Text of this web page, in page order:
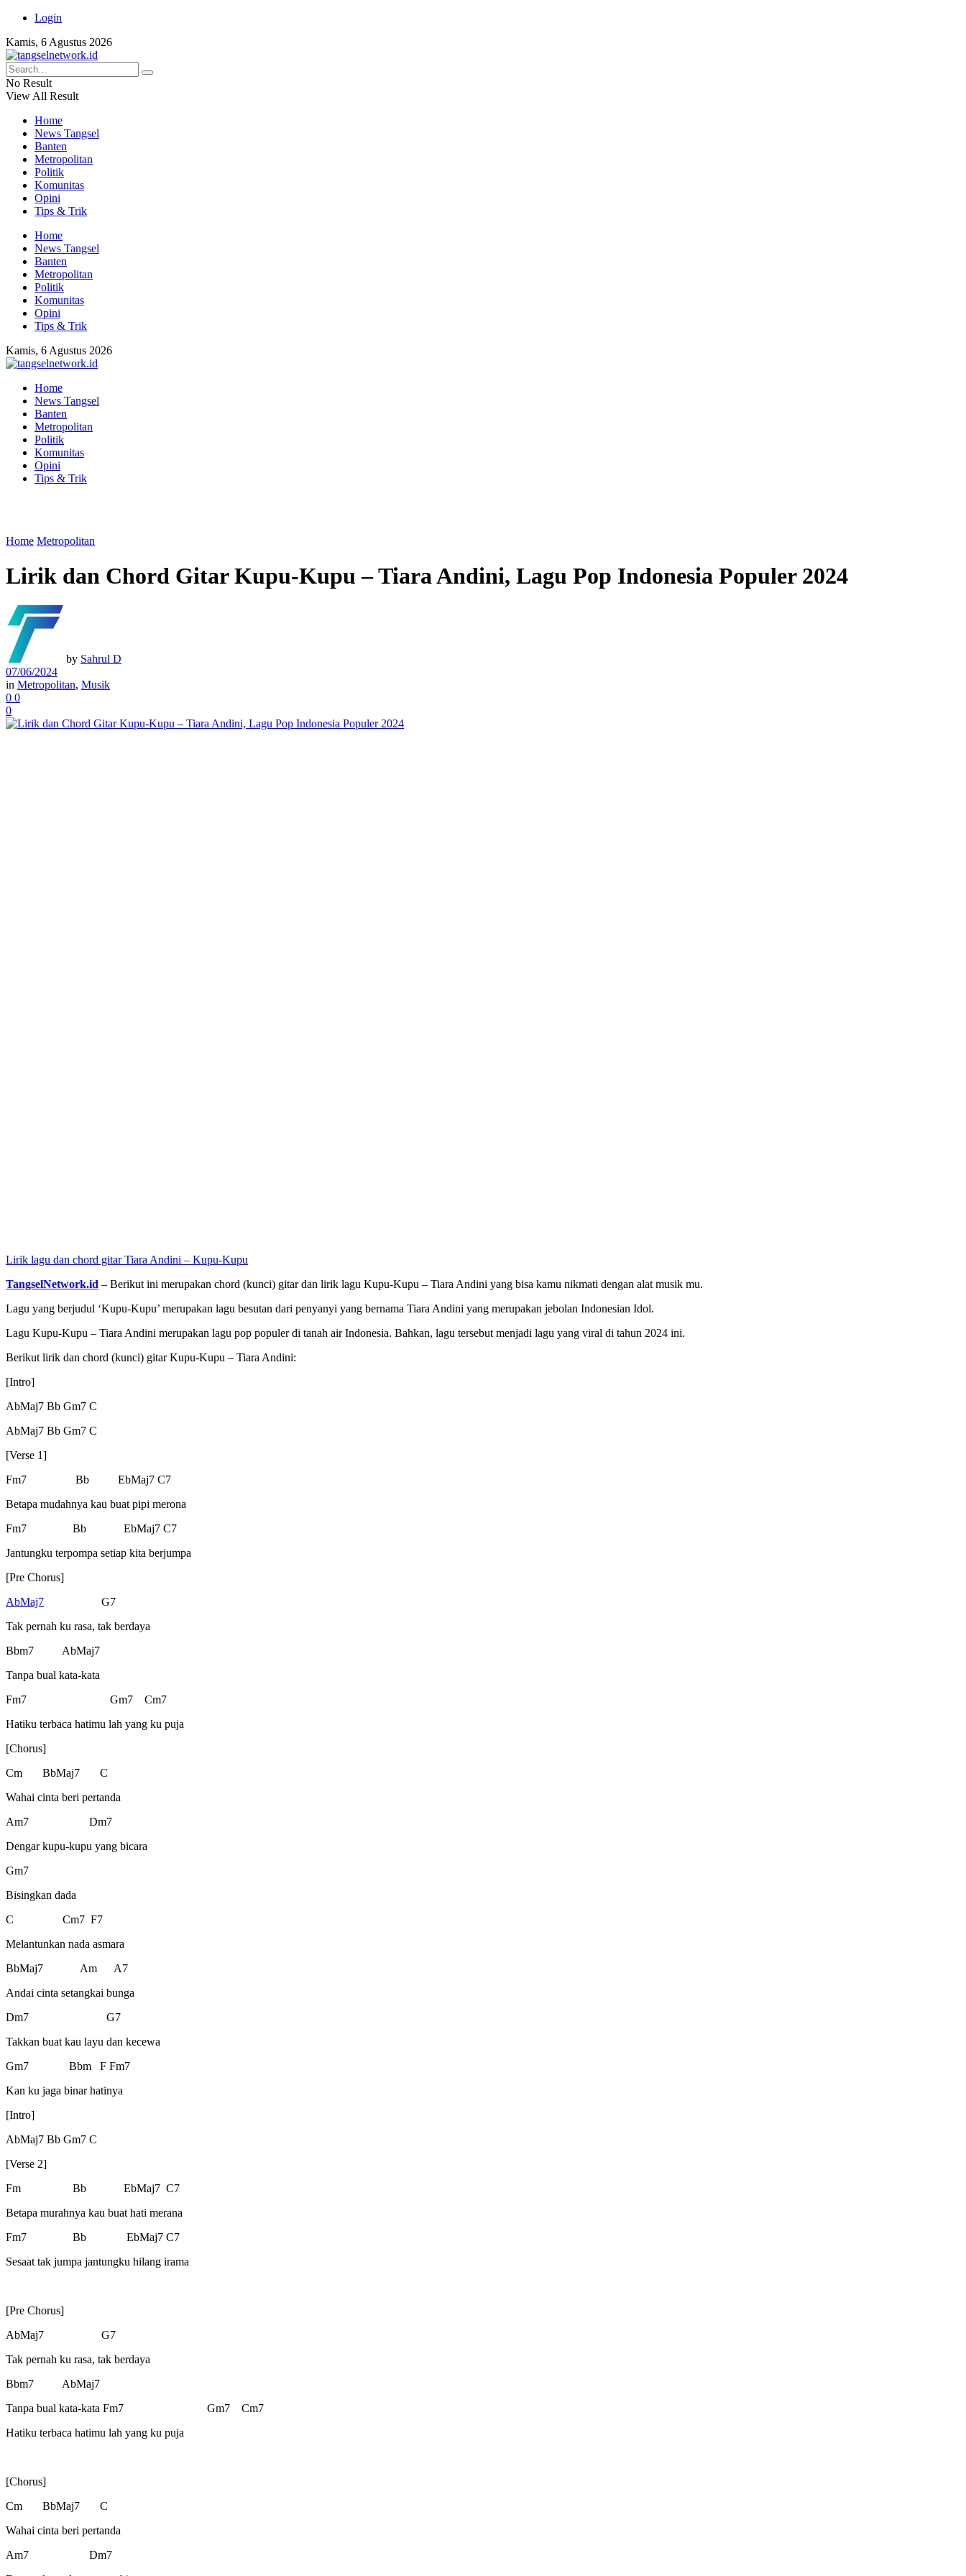
Login
Kamis, 6 Agustus 2026
No Result
View All Result
Home
News Tangsel
Banten
Metropolitan
Politik
Komunitas
Opini
Tips & Trik
Home
News Tangsel
Banten
Metropolitan
Politik
Komunitas
Opini
Tips & Trik
Kamis, 6 Agustus 2026
Home
News Tangsel
Banten
Metropolitan
Politik
Komunitas
Opini
Tips & Trik
Home Metropolitan
Lirik dan Chord Gitar Kupu-Kupu – Tiara Andini, Lagu Pop Indonesia Populer 2024
by Sahrul D
07/06/2024
in Metropolitan, Musik
0 0
0
Lirik lagu dan chord gitar Tiara Andini – Kupu-Kupu
TangselNetwork.id – Berikut ini merupakan chord (kunci) gitar dan lirik lagu Kupu-Kupu – Tiara Andini yang bisa kamu nikmati dengan alat musik mu.
Lagu yang berjudul ‘Kupu-Kupu’ merupakan lagu besutan dari penyanyi yang bernama Tiara Andini yang merupakan jebolan Indonesian Idol.
Lagu Kupu-Kupu – Tiara Andini merupakan lagu pop populer di tanah air Indonesia. Bahkan, lagu tersebut menjadi lagu yang viral di tahun 2024 ini.
Berikut lirik dan chord (kunci) gitar Kupu-Kupu – Tiara Andini:
[Intro]
AbMaj7 Bb Gm7 C
AbMaj7 Bb Gm7 C
[Verse 1]
Fm7 Bb EbMaj7 C7
Betapa mudahnya kau buat pipi merona
Fm7 Bb EbMaj7 C7
Jantungku terpompa setiap kita berjumpa
[Pre Chorus]
AbMaj7 G7
Tak pernah ku rasa, tak berdaya
Bbm7 AbMaj7
Tanpa bual kata-kata
Fm7 Gm7 Cm7
Hatiku terbaca hatimu lah yang ku puja
[Chorus]
Cm BbMaj7 C
Wahai cinta beri pertanda
Am7 Dm7
Dengar kupu-kupu yang bicara
Gm7
Bisingkan dada
C Cm7 F7
Melantunkan nada asmara
BbMaj7 Am A7
Andai cinta setangkai bunga
Dm7 G7
Takkan buat kau layu dan kecewa
Gm7 Bbm F Fm7
Kan ku jaga binar hatinya
[Intro]
AbMaj7 Bb Gm7 C
[Verse 2]
Fm Bb EbMaj7 C7
Betapa murahnya kau buat hati merana
Fm7 Bb EbMaj7 C7
Sesaat tak jumpa jantungku hilang irama
[Pre Chorus]
AbMaj7 G7
Tak pernah ku rasa, tak berdaya
Bbm7 AbMaj7
Tanpa bual kata-kata Fm7 Gm7 Cm7
Hatiku terbaca hatimu lah yang ku puja
[Chorus]
Cm BbMaj7 C
Wahai cinta beri pertanda
Am7 Dm7